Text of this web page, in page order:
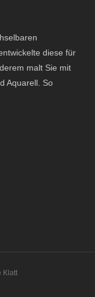
diese für
malt Sie mit
Aquarell. So
Klatt